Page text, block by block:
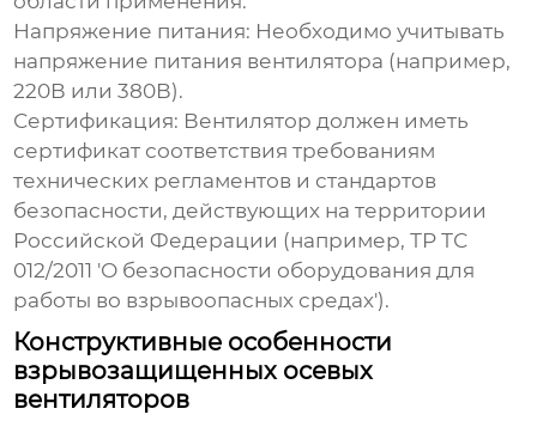
Напряжение питания: Необходимо учитывать
напряжение питания вентилятора (например,
220В или 380В).
Сертификация: Вентилятор должен иметь
сертификат соответствия требованиям
технических регламентов и стандартов
безопасности, действующих на территории
Российской Федерации (например, ТР ТС
012/2011 'О безопасности оборудования для
работы во взрывоопасных средах').
Конструктивные особенности
взрывозащищенных осевых
вентиляторов